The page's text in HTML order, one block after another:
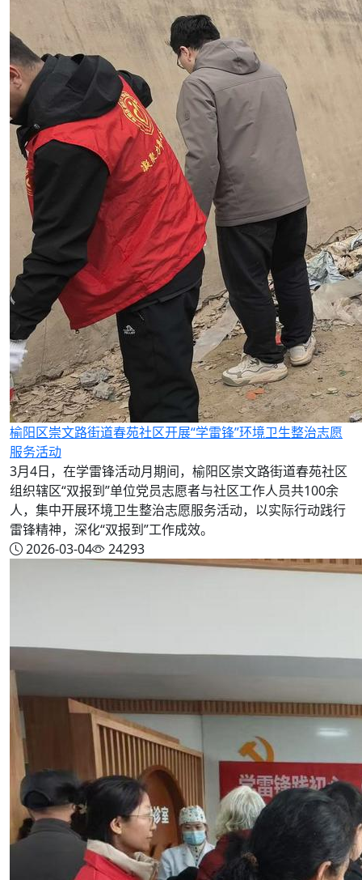
榆阳区崇文路街道春苑社区开展“学雷锋”环境卫生整治志愿
服务活动
3月4日，在学雷锋活动月期间，榆阳区崇文路街道春苑社区
组织辖区“双报到”单位党员志愿者与社区工作人员共100余
人，集中开展环境卫生整治志愿服务活动，以实际行动践行
雷锋精神，深化“双报到”工作成效。
2026-03-04
24293